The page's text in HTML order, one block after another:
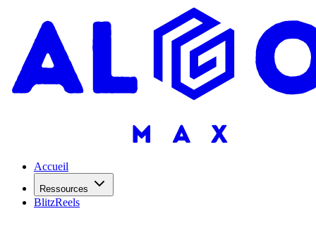
Accueil
Ressources
BlitzReels